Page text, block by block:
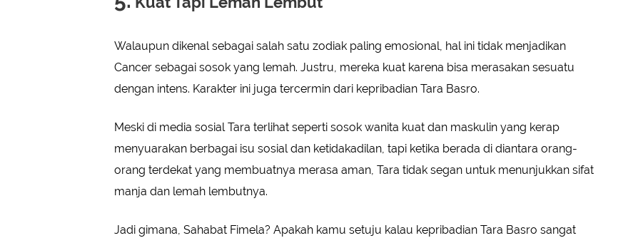
Walaupun dikenal sebagai salah satu zodiak paling emosional, hal ini tidak menjadikan
Cancer sebagai sosok yang lemah. Justru, mereka kuat karena bisa merasakan sesuatu
dengan intens. Karakter ini juga tercermin dari kepribadian Tara Basro.
Meski di media sosial Tara terlihat seperti sosok wanita kuat dan maskulin yang kerap
menyuarakan berbagai isu sosial dan ketidakadilan, tapi ketika berada di diantara orang-
orang terdekat yang membuatnya merasa aman, Tara tidak segan untuk menunjukkan sifat
manja dan lemah lembutnya.
Jadi gimana, Sahabat Fimela? Apakah kamu setuju kalau kepribadian Tara Basro sangat